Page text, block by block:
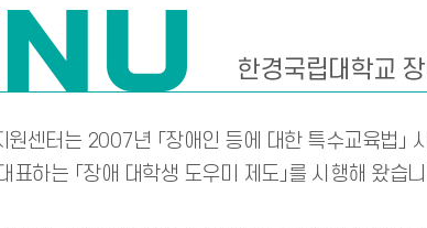
한경국립대학교
원센터는 2007년 「장애인 등에 대한 특수교육법
표하는 「장애 대학생 도우미 제도」를 시행해 왔습